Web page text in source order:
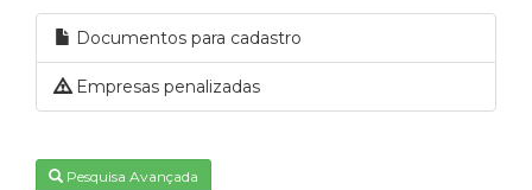
Documentos para cadastro
Empresas penalizadas
Pesquisa Avançada